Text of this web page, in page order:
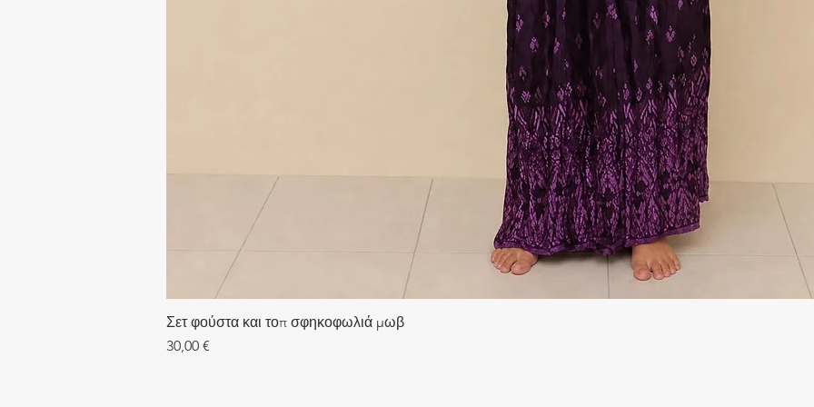
Σετ φούστα και τοπ σφηκοφωλιά μωβ
Τιμή
30,00 €